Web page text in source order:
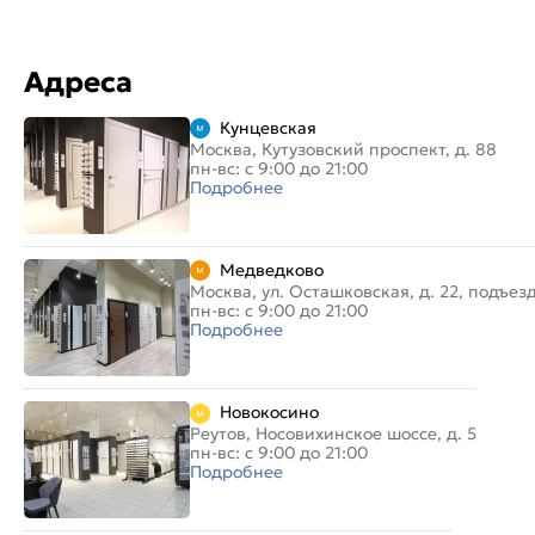
Адреса
Кунцевская
Москва, Кутузовский проспект, д. 88
пн-вс: с 9:00 до 21:00
Подробнее
Медведково
Москва, ул. Осташковская, д. 22,
пн-вс: с 9:00 до 21:00
Подробнее
Новокосино
Реутов, Носовихинское шоссе, д. 5
пн-вс: с 9:00 до 21:00
Подробнее